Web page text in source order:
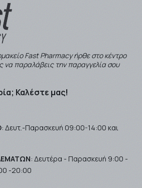
Fast Pharmacy ήρθε στο κέντρο
να παραλάβεις την παραγγελία σου
Καλέστε μας!
: Δευτ.-Παρασκευή 09:00-14:00 και
: Δευτέρα - Παρασκευή 9:00 -
-20:00